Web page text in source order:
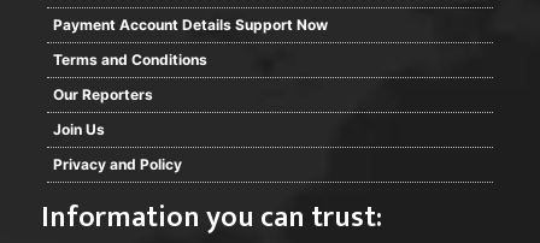
Payment Account Details Support Now
Terms and Conditions
Our Reporters
Join Us
Privacy and Policy
Information you can trust: